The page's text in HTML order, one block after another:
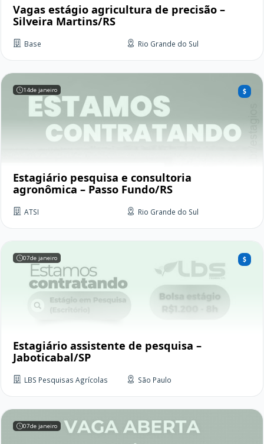
Vagas estágio agricultura de precisão –
Silveira Martins/RS
Base Rio Grande do Sul
14de janeiro
Estagiário pesquisa e consultoria
agronômica – Passo Fundo/RS
ATSI Rio Grande do Sul
07de janeiro
Estagiário assistente de pesquisa –
Jaboticabal/SP
LBS Pesquisas Agrícolas São Paulo
07de janeiro